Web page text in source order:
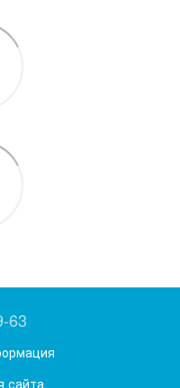
63
сайта